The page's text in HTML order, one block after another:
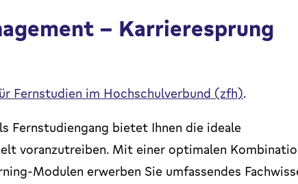
– Karrieresprung
Fernstudien im Hochschulverbund (zfh).
Fernstudiengang bietet Ihnen die ideale
voranzutreiben. Mit einer optimalen
Modulen erwerben Sie umfassendes